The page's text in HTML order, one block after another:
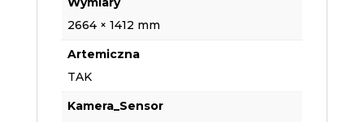
2664 × 1412 mm
Artemiczna
TAK
Kamera_Sensor